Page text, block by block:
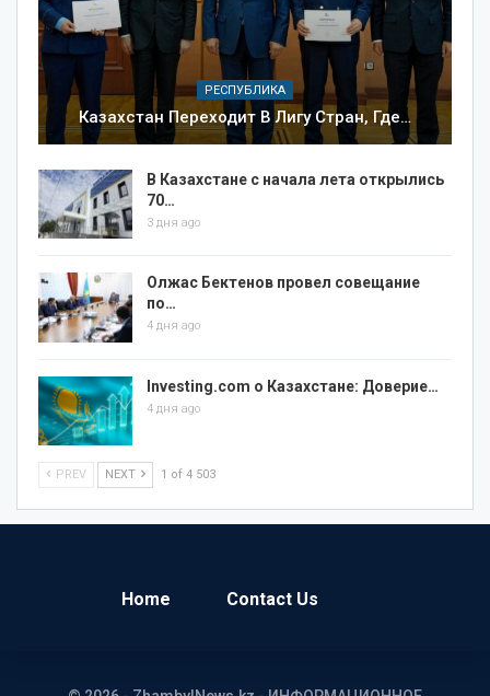
РЕСПУБЛИКА
Казахстан Переходит В Лигу Стран, Где…
В Казахстане с начала лета открылись
70…
3 дня ago
Олжас Бектенов провел совещание
по…
4 дня ago
Investing.com о Казахстане: Доверие…
4 дня ago
PREV NEXT 1 of 4 503
Home Contact Us